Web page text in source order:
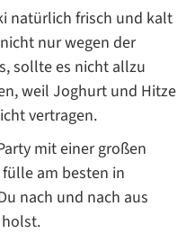
natürlich frisch und kalt
nur wegen der
sollte es nicht allzu
weil Joghurt und Hitze
vertragen.
mit einer großen
am besten in
nach und nach aus